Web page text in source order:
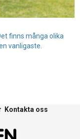
finns många olika
vanligaste.
Kontakta oss